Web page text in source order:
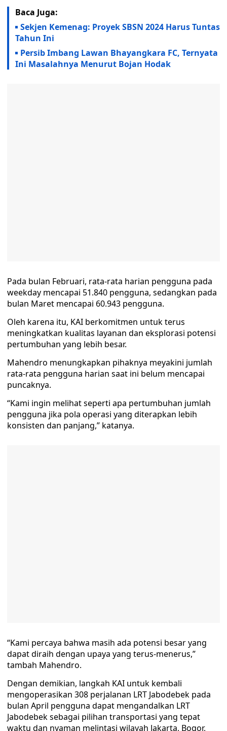
Baca Juga:
Sekjen Kemenag: Proyek SBSN 2024 Harus Tuntas
Tahun Ini
Persib Imbang Lawan Bhayangkara FC, Ternyata
Ini Masalahnya Menurut Bojan Hodak
Pada bulan Februari, rata-rata harian pengguna pada
weekday mencapai 51.840 pengguna, sedangkan pada
bulan Maret mencapai 60.943 pengguna.
Oleh karena itu, KAI berkomitmen untuk terus
meningkatkan kualitas layanan dan eksplorasi potensi
pertumbuhan yang lebih besar.
Mahendro menungkapkan pihaknya meyakini jumlah
rata-rata pengguna harian saat ini belum mencapai
puncaknya.
“Kami ingin melihat seperti apa pertumbuhan jumlah
pengguna jika pola operasi yang diterapkan lebih
konsisten dan panjang,” katanya.
“Kami percaya bahwa masih ada potensi besar yang
dapat diraih dengan upaya yang terus-menerus,”
tambah Mahendro.
Dengan demikian, langkah KAI untuk kembali
mengoperasikan 308 perjalanan LRT Jabodebek pada
bulan April pengguna dapat mengandalkan LRT
Jabodebek sebagai pilihan transportasi yang tepat
waktu dan nyaman melintasi wilayah Jakarta, Bogor,